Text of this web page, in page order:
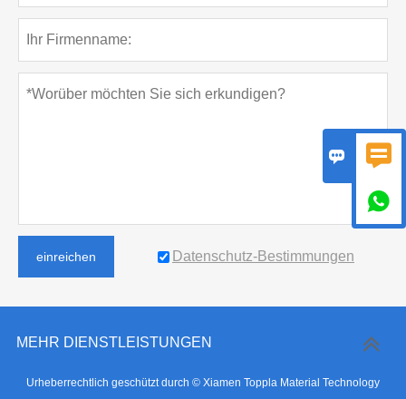
einreichen Datenschutz-Bestimmungen
MEHR DIENSTLEISTUNGEN
Urheberrechtlich geschützt durch © Xiamen Toppla Material Technology
 
